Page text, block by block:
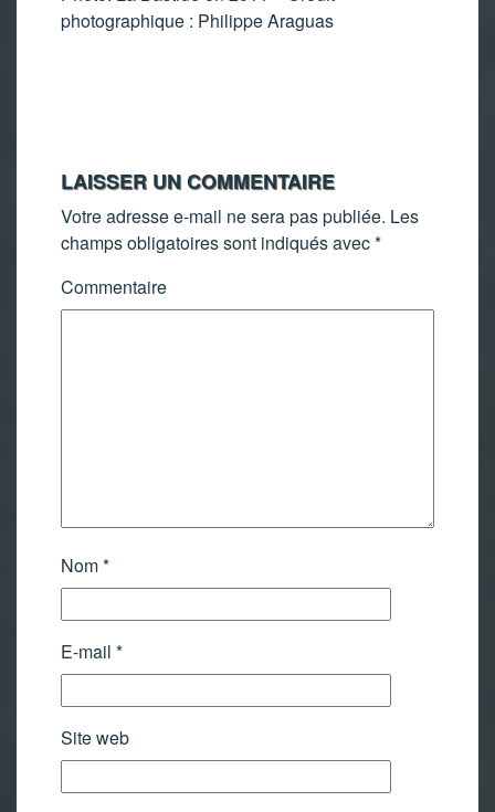
photographique : Philippe Araguas
LAISSER UN COMMENTAIRE
Votre adresse e-mail ne sera pas publiée. Les
champs obligatoires sont indiqués avec*
Commentaire
Nom*
E-mail *
Site web